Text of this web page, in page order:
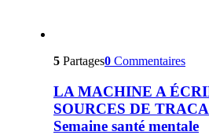
5 Partages0 Commentaires
LA MACHINE A
SOURCES DE
Semaine santé mentale